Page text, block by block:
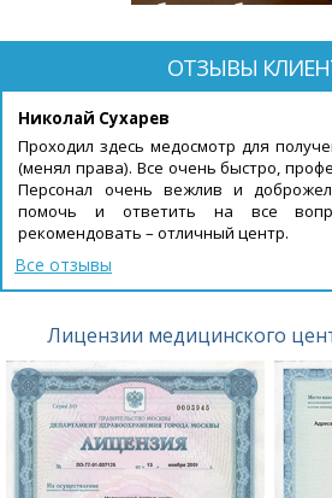
будет
ОТЗЫВЫ
Николай Сухарев
Проходил здесь медосмотр для
(менял права). Все очень быстро,
Персонал очень вежлив и
помочь и ответить на все
рекомендовать – отличный центр.
Все отзывы
Лицензии медицинского